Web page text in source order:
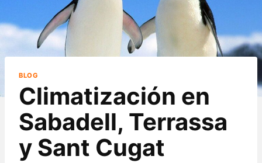
BLOG
Climatización en
Sabadell, Terrassa
y Sant Cugat